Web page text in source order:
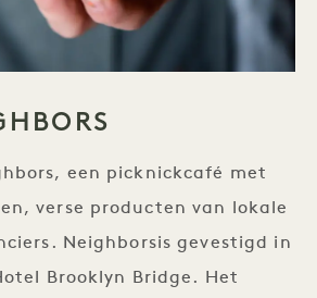
een picknickcafé met
verse producten van lokale
Neighborsis gevestigd in
Brooklyn Bridge. Het